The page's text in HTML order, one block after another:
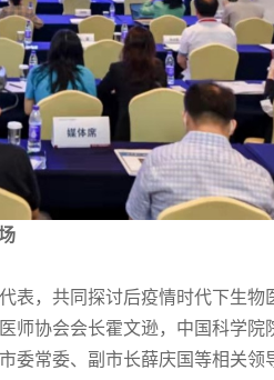
表，共同探讨后疫情时代下生物
师协会会长霍文逊，中国科学院
委常委、副市长薛庆国等相关领